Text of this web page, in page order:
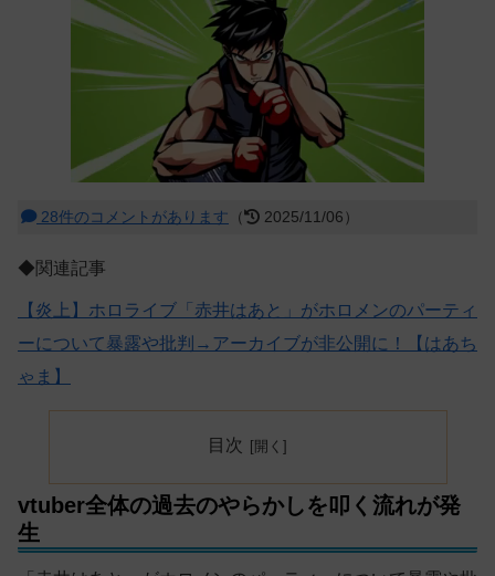
28件のコメントがあります （ 2025/11/06）
◆関連記事
【炎上】ホロライブ「赤井はあと」がホロメンのパーティ
ーについて暴露や批判→アーカイブが非公開に！【はあち
ゃま】
目次
vtuber全体の過去のやらかしを叩く流れが発
生